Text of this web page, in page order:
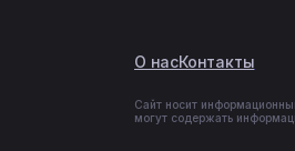
О насКонтакты
Сайт носит
могут содержать